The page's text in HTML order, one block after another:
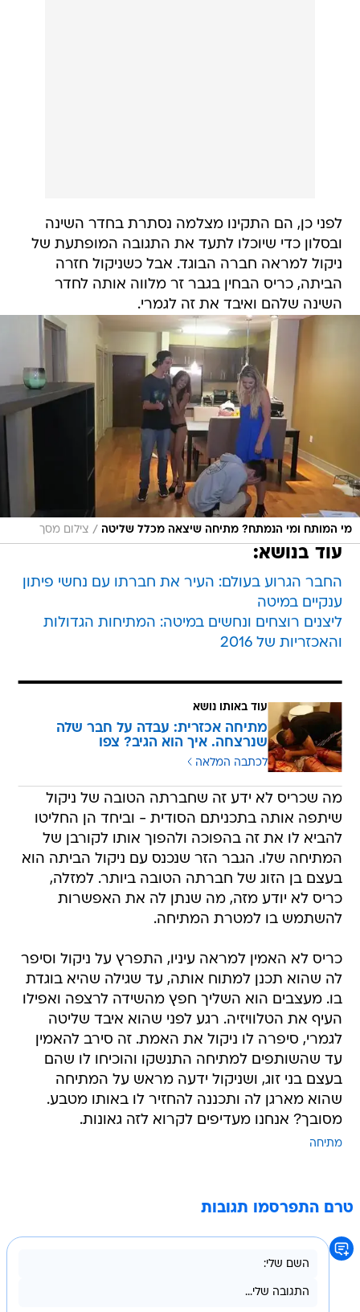
לפני כן, הם התקינו מצלמה נסתרת בחדר השינה
ובסלון כדי שיוכלו לתעד את התגובה המופתעת של
ניקול למראה חברה הבוגד. אבל כשניקול חזרה
הביתה, כריס הבחין בגבר זר מלווה אותה לחדר
השינה שלהם ואיבד את זה לגמרי.
מי המותח ומי הנמתח? מתיחה שיצאה מכלל שליטה / צילום מסך
עוד בנושא:
החבר הגרוע בעולם: העיר את חברתו עם נחשי פיתון
ענקיים במיטה
ליצנים רוצחים ונחשים במיטה: המתיחות הגדולות
והאכזריות של 2016
עוד באותו נושא
מתיחה אכזרית: עבדה על חבר שלה
שנרצחה. איך הוא הגיב? צפו
לכתבה המלאה
מה שכריס לא ידע זה שחברתה הטובה של ניקול
שיתפה אותה בתכניתם הסודית - וביחד הן החליטו
להביא לו את זה בהפוכה ולהפוך אותו לקורבן של
המתיחה שלו. הגבר הזר שנכנס עם ניקול הביתה הוא
בעצם בן הזוג של חברתה הטובה ביותר. למזלה,
כריס לא יודע מזה, מה שנתן לה את האפשרות
להשתמש בו למטרת המתיחה.
כריס לא האמין למראה עיניו, התפרץ על ניקול וסיפר
לה שהוא תכנן למתוח אותה, עד שגילה שהיא בוגדת
בו. מעצבים הוא השליך חפץ מהשידה לרצפה ואפילו
העיף את הטלוויזיה. רגע לפני שהוא איבד שליטה
לגמרי, סיפרה לו ניקול את האמת. זה סירב להאמין
עד שהשותפים למתיחה התנשקו והוכיחו לו שהם
בעצם בני זוג, ושניקול ידעה מראש על המתיחה
שהוא מארגן לה ותכננה להחזיר לו באותו מטבע.
מסובך? אנחנו מעדיפים לקרוא לזה גאונות.
מתיחה
טרם התפרסמו תגובות